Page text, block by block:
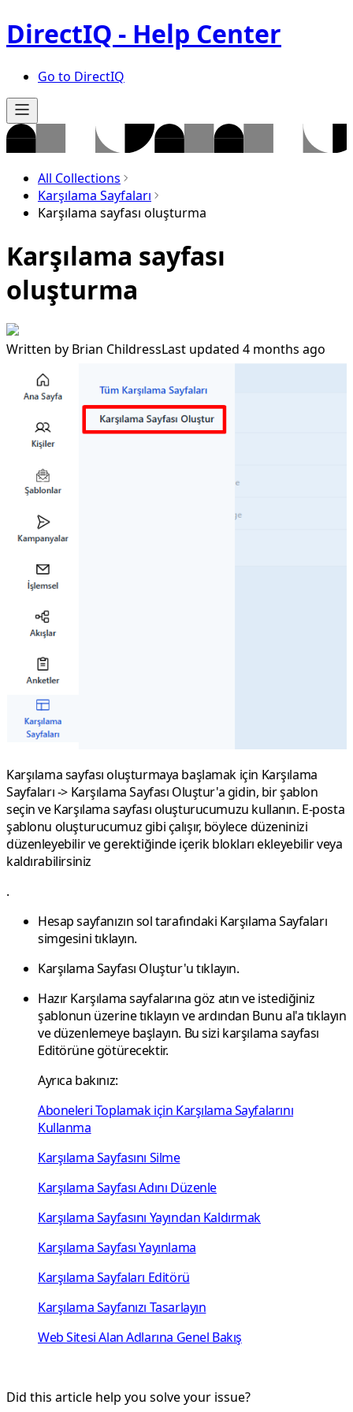
DirectIQ - Help Center
Go to DirectIQ
All Collections
Karşılama Sayfaları
Karşılama sayfası oluşturma
Karşılama sayfası
oluşturma
Written by Brian ChildressLast updated 4 months ago
Karşılama sayfası oluşturmaya başlamak için Karşılama
Sayfaları -> KarşılamaSayfası Oluştur'a gidin, bir şablon
seçin ve Karşılama sayfası oluşturucumuzu kullanın. E-posta
şablonu oluşturucumuz gibi çalışır, böylece düzeninizi
düzenleyebilir ve gerektiğinde içerik blokları ekleyebilir veya
kaldırabilirsiniz
.
Hesapsayfanızın sol tarafındaki Karşılama Sayfaları
simgesini tıklayın.
Karşılama Sayfası Oluştur'utıklayın.
Hazır Karşılama sayfalarına göz atın ve istediğiniz
şablonun üzerine tıklayın ve ardından Bunu al'atıklayın
ve düzenlemeye başlayın. Bu sizi karşılama sayfası
Editörüne götürecektir.
Ayrıca bakınız:
Aboneleri Toplamak için Karşılama Sayfalarını
Kullanma
Karşılama Sayfasını Silme
Karşılama Sayfası Adını Düzenle
Karşılama Sayfasını Yayından Kaldırmak
Karşılama Sayfası Yayınlama
Karşılama Sayfaları Editörü
Karşılama Sayfanızı Tasarlayın
Web Sitesi Alan Adlarına Genel Bakış
Did this article help you solve your issue?